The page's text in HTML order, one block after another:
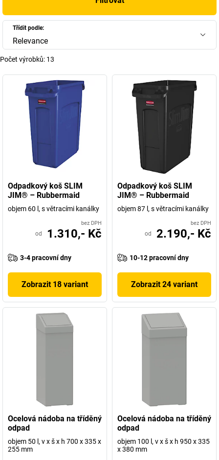
Třídit podle:
Relevance
Počet výrobků: 13
Odpadkový koš SLIM
JIM® – Rubbermaid
objem 60 l, s větracími kanálky
bez DPH
od 1.310,- Kč
3-4 pracovní dny
Zobrazit 18 variant
Odpadkový koš SLIM
JIM® – Rubbermaid
objem 87 l, s větracími kanálky
bez DPH
od 2.190,- Kč
10-12 pracovní dny
Zobrazit 24 variant
Ocelová nádoba na tříděný
odpad
objem 50 l, v x š x h 700 x 335 x
255 mm
Ocelová nádoba na tříděný
odpad
objem 100 l, v x š x h 950 x 335
x 380 mm